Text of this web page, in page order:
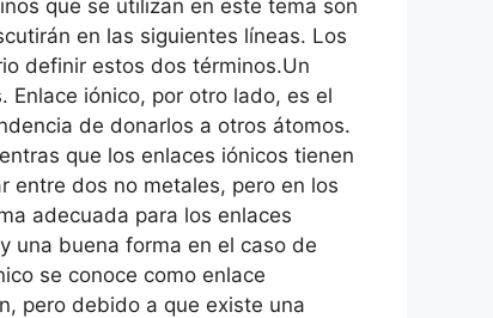
que se utilizan en este tema son
en las siguientes líneas. Los
definir estos dos términos.Un
iónico, por otro lado, es el
de donarlos a otros átomos.
que los enlaces iónicos tienen
entre dos no metales, pero en los
adecuada para los enlaces
una buena forma en el caso de
se conoce como enlace
pero debido a que existe una